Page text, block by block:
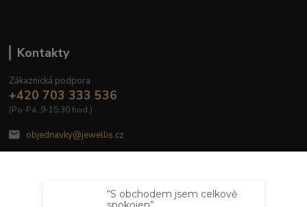
Kontakty
Zákaznická podpora
+420 703 333 536
(Po-Pá, 9-15:30 hod.)
objednavky@jewellis.cz
Nastavení Souhlasím
“S obchodem jsem celkově